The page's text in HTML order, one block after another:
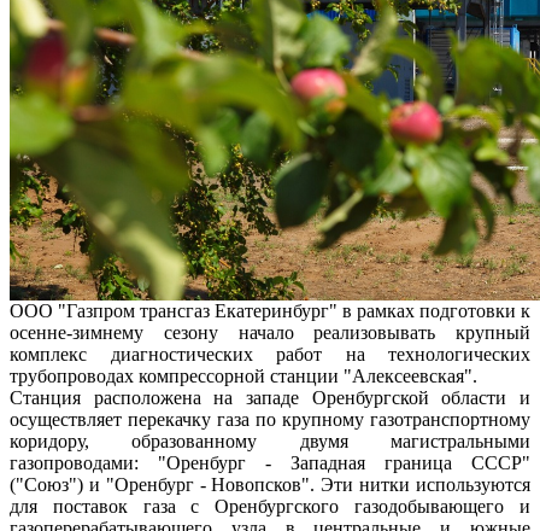
ООО "Газпром трансгаз Екатеринбург" в рамках подготовки к
осенне-зимнему сезону начало реализовывать крупный
комплекс диагностических работ на технологических
трубопроводах компрессорной станции "Алексеевская".
Станция расположена на западе Оренбургской области и
осуществляет перекачку газа по крупному газотранспортному
коридору, образованному двумя магистральными
газопроводами: "Оренбург - Западная граница СССР"
("Союз") и "Оренбург - Новопсков". Эти нитки используются
для поставок газа с Оренбургского газодобывающего и